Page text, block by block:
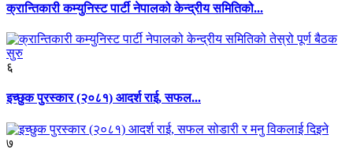
क्रान्तिकारी कम्युनिस्ट पार्टी नेपालको केन्द्रीय समितिको...
६
इच्छुक पुरस्कार (२०८१) आदर्श राई, सफल...
७